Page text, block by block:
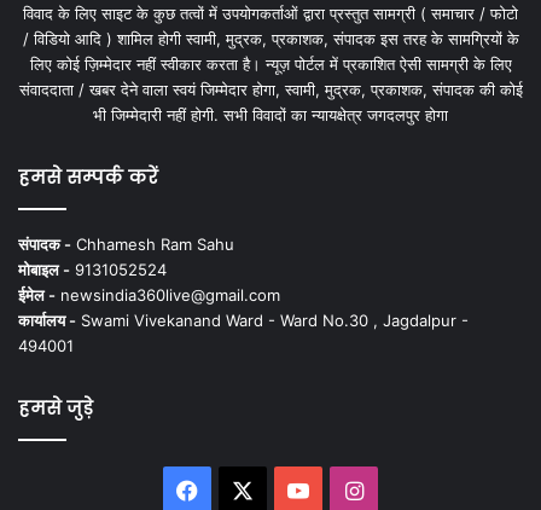
विवाद के लिए साइट के कुछ तत्वों में उपयोगकर्ताओं द्वारा प्रस्तुत सामग्री ( समाचार / फोटो
/ विडियो आदि ) शामिल होगी स्वामी, मुद्रक, प्रकाशक, संपादक इस तरह के सामग्रियों के
लिए कोई ज़िम्मेदार नहीं स्वीकार करता है। न्यूज़ पोर्टल में प्रकाशित ऐसी सामग्री के लिए
संवाददाता / खबर देने वाला स्वयं जिम्मेदार होगा, स्वामी, मुद्रक, प्रकाशक, संपादक की कोई
भी जिम्मेदारी नहीं होगी. सभी विवादों का न्यायक्षेत्र जगदलपुर होगा
हमसे सम्पर्क करें
संपादक - Chhamesh Ram Sahu
मोबाइल - 9131052524
ईमेल - newsindia360live@gmail.com
कार्यालय - Swami Vivekanand Ward - Ward No.30 , Jagdalpur -
494001
हमसे जुड़े
Facebook YouTubeInstagram